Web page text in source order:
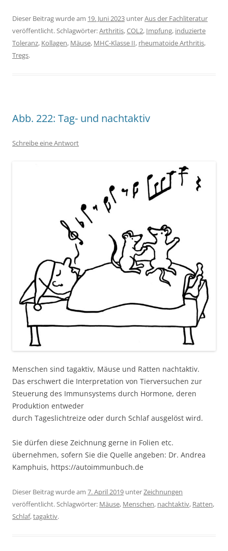
Dieser Beitrag wurde am 19. Juni 2023 unterAus der Fachliteratur
veröffentlicht. Schlagwörter:Arthritis,COL2, Impfung, induzierte
Toleranz, Kollagen, Mäuse, MHC-Klasse II, rheumatoide Arthritis,
Tregs.
Abb. 222: Tag- und nachtaktiv
Schreibe eine Antwort
Menschen sind tagaktiv, Mäuse und Ratten nachtaktiv.
Das erschwert die Interpretation von Tierversuchen zur
Steuerung des Immunsystems durch Hormone, deren
Produktion entweder
durch Tageslichtreize oder durch Schlaf ausgelöst wird.
Sie dürfen diese Zeichnung gerne in Folien etc.
übernehmen, sofern Sie die Quelle angeben: Dr. Andrea
Kamphuis, https://autoimmunbuch.de
Dieser Beitrag wurde am 7. April 2019 unterZeichnungen
veröffentlicht. Schlagwörter: Mäuse, Menschen, nachtaktiv, Ratten,
Schlaf,tagaktiv.